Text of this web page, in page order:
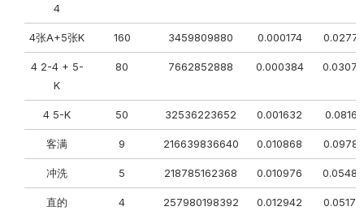
4
4张A+5张K 160 3459809880 0.000174
4 2-4 + 5-
K
80 7662852888 0.000384
4 5-K 50 32536223652 0.001632
客满 9 216639836640 0.010868
冲洗 5 218785162368 0.010976
直的 4 257980198392 0.012942